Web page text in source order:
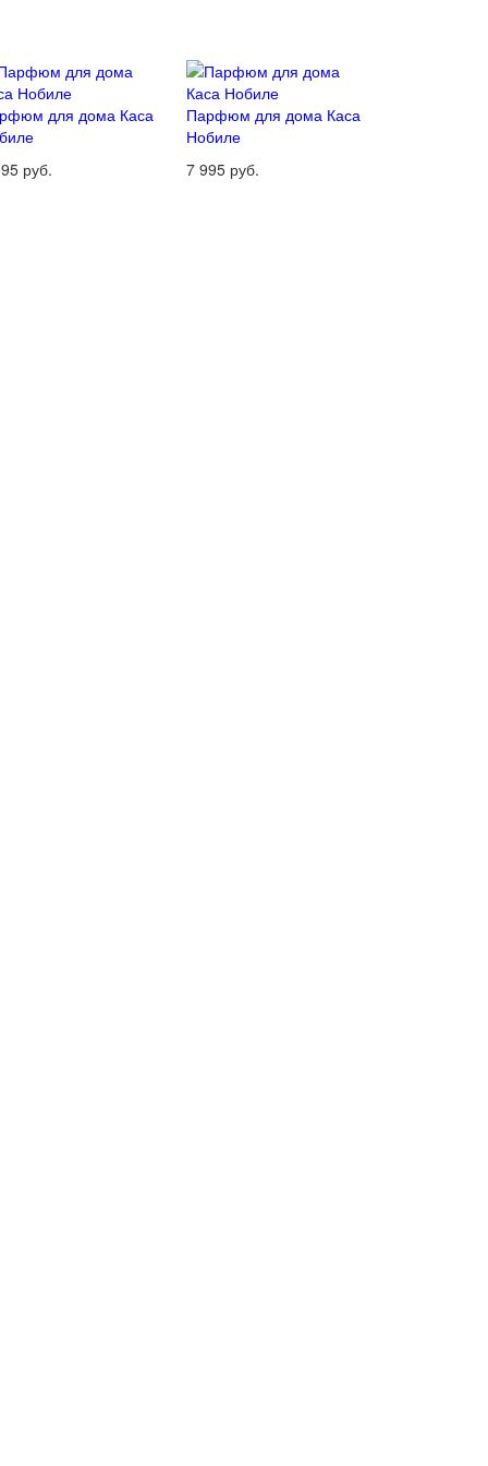
для дома Каса
руб.
Парфюм для дома Каса
Нобиле
7 995 руб.